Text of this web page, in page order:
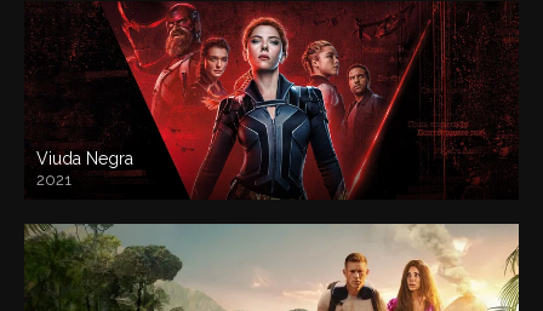
Viuda Negra
2021